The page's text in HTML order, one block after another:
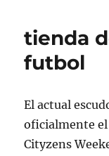
tienda
futbol
El actual
oficialmente el
Cityzens